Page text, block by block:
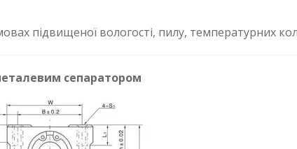
підвищеної вологості, пилу, температурних
сепаратором